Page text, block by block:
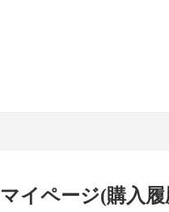
マイページ(購入